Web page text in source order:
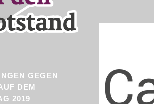
GEGEN
DEM
2019